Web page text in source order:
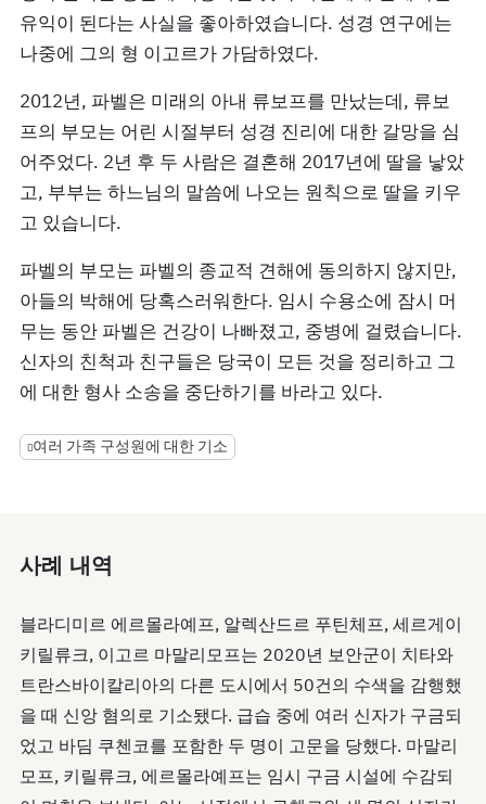
유익이 된다는 사실을 좋아하였습니다. 성경 연구에는
나중에 그의 형 이고르가 가담하였다.
2012년, 파벨은 미래의 아내 류보프를 만났는데, 류보
프의 부모는 어린 시절부터 성경 진리에 대한 갈망을 심
어주었다. 2년 후 두 사람은 결혼해 2017년에 딸을 낳았
고, 부부는 하느님의 말씀에 나오는 원칙으로 딸을 키우
고 있습니다.
파벨의 부모는 파벨의 종교적 견해에 동의하지 않지만,
아들의 박해에 당혹스러워한다. 임시 수용소에 잠시 머
무는 동안 파벨은 건강이 나빠졌고, 중병에 걸렸습니다.
신자의 친척과 친구들은 당국이 모든 것을 정리하고 그
에 대한 형사 소송을 중단하기를 바라고 있다.
여러 가족 구성원에 대한 기소
사례 내역
블라디미르 에르몰라예프, 알렉산드르 푸틴체프, 세르게이
키릴류크, 이고르 마말리모프는 2020년 보안군이 치타와
트란스바이칼리아의 다른 도시에서 50건의 수색을 감행했
을 때 신앙 혐의로 기소됐다. 급습 중에 여러 신자가 구금되
었고 바딤 쿠첸코를 포함한 두 명이 고문을 당했다. 마말리
모프, 키릴류크, 에르몰라예프는 임시 구금 시설에 수감되